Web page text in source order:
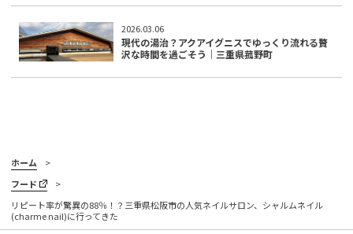
2026.03.06
現代の湯治？アクアイグニスでゆっくり流れる贅
沢な時間を過ごそう｜三重県菰野町
ホーム
フード
リピート率が驚異の88％！？三重県松阪市の人気ネイルサロン、シャルムネイル
(charme nail)に行ってきた